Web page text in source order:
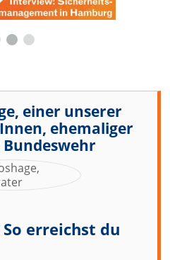
einer unserer
ehemaliger
erreichst du